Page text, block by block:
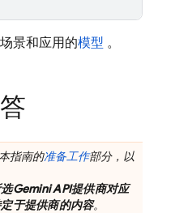
景和应用的模型 。
指南的准备工作部分，以
Gemini API提供商对应
于提供商的内容。